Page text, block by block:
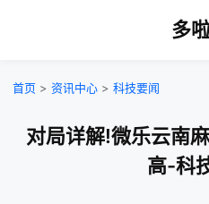
多
首页 > 资讯中心 > 科技要闻
对局详解!微乐云南
高-科